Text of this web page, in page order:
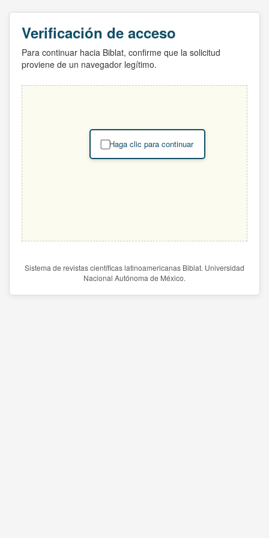
Verificación de acceso
Para continuar hacia Biblat, confirme que la solicitud
proviene de un navegador legítimo.
Haga clic para continuar
Sistema de revistas científicas latinoamericanas Biblat. Universidad
Nacional Autónoma de México.